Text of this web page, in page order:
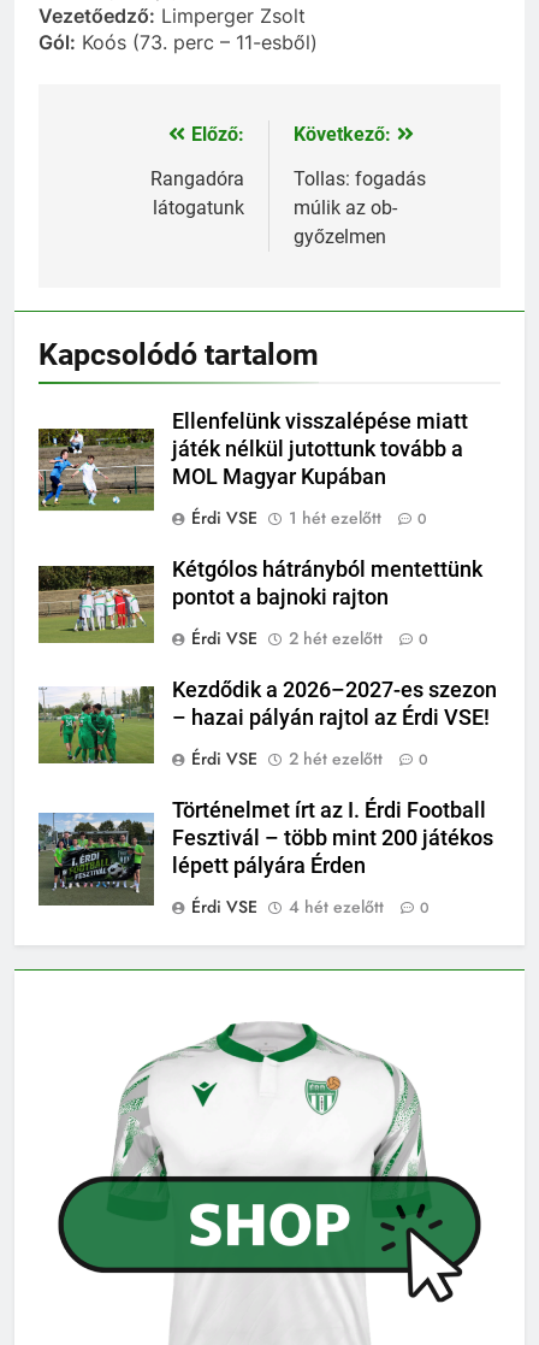
Vezetőedző: Limperger Zsolt
Gól: Koós (73. perc – 11-esből)
Bejegyzés
navigáció
Előző:
Rangadóra
látogatunk
Következő:
Tollas: fogadás
múlik az ob-
győzelmen
Kapcsolódó tartalom
Ellenfelünk visszalépése miatt
játék nélkül jutottunk tovább a
MOL Magyar Kupában
Érdi VSE
1 hét ezelőtt 0
Kétgólos hátrányból mentettünk
pontot a bajnoki rajton
Érdi VSE
2 hét ezelőtt 0
Kezdődik a 2026–2027-es szezon
– hazai pályán rajtol az Érdi VSE!
Érdi VSE
2 hét ezelőtt 0
Történelmet írt az I. Érdi Football
Fesztivál – több mint 200 játékos
lépett pályára Érden
Érdi VSE
4 hét ezelőtt 0